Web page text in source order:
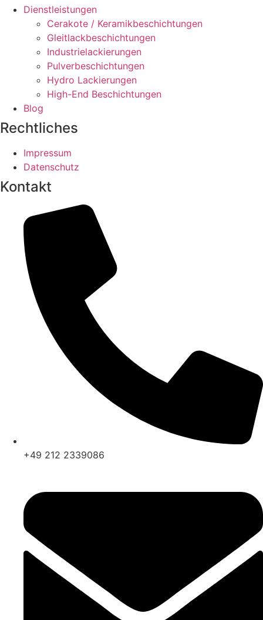
Dienstleistungen
Cerakote / Keramikbeschichtungen
Gleitlackbeschichtungen
Industrielackierungen
Pulverbeschichtungen
Hydro Lackierungen
High-End Beschichtungen
Blog
Rechtliches
Impressum
Datenschutz
Kontakt
+49 212 2339086